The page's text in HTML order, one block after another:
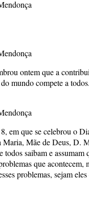
ontem que a
mundo compete a todos.
em que se celebrou o
Maria, Mãe de Deus, D.
todos saibam e assumam
que acontecem,
problemas, sejam